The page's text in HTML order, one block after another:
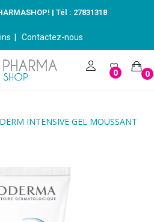
| Tél : 27831318
Contactez-nous
0 0
INTENSIVE GEL MOUSSANT